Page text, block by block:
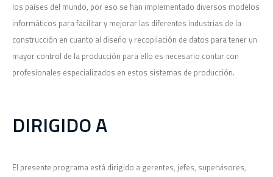
los países del mundo, por eso se han implementado diversos modelos
informáticos para facilitar y mejorar las diferentes industrias de la
construcción en cuanto al diseño y recopilación de datos para tener un
mayor control de la producción para ello es necesario contar con
profesionales especializados en estos sistemas de producción.
DIRIGIDO A
El presente programa está dirigido a gerentes, jefes, supervisores,